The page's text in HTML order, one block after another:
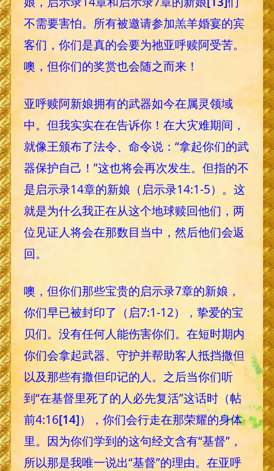
不需要害怕。所有被邀请参加羔羊婚宴的宾
客们，你们是真的会要为祂亚呼赎阿受苦。
噢，但你们的奖赏也会随之而来！
亚呼赎阿新娘拥有的武器如今在属灵领域
中。但我实实在在告诉你！在大灾难期间，
就像王颁布了法令、命令说：“拿起你们的武
器保护自己！”这也将会再次发生。但指的不
是启示录14章的新娘（启示录14:1-5）。这
就是为什么我正在从这个地球赎回他们，两
位见证人将会在那数目当中，然后他们会返
回。
噢，但你们那些宝贵的启示录7章的新娘，
你们早已被封印了（启7:1-12），挚爱的宝
贝们。没有任何人能伤害你们。在短时期内
你们会拿起武器、守护并帮助客人抵挡撒但
以及那些有撒但印记的人。之后当你们听
到“在基督里死了的人必先复活”这话时（帖
前4:16[14]），你们会行走在那荣耀的身体
里。因为你们学到的这句经文含有“基督”，
所以那是我唯一说出“基督”的理由。在亚呼